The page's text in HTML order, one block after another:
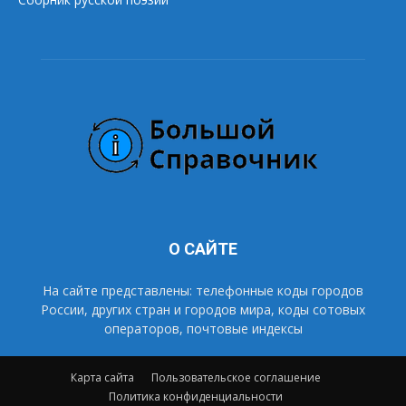
О САЙТЕ
На сайте представлены: телефонные коды городов
России, других стран и городов мира, коды сотовых
операторов, почтовые индексы
Карта сайта
Пользовательское соглашение
Политика конфиденциальности